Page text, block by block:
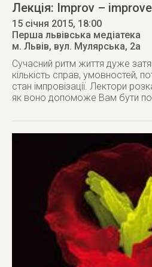
Лекція: Improv –
15 січня 2015, 18:00
Перша львівська медіатека
м. Львів, вул. Мулярська, 2а
Сучасний ритм життя дуже
кількість справ, умовностей,
стан імпровізації. Лектори
як воно допоможе Вам бути